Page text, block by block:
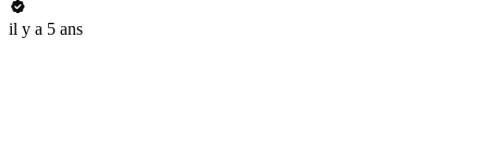
il y a 5 ans